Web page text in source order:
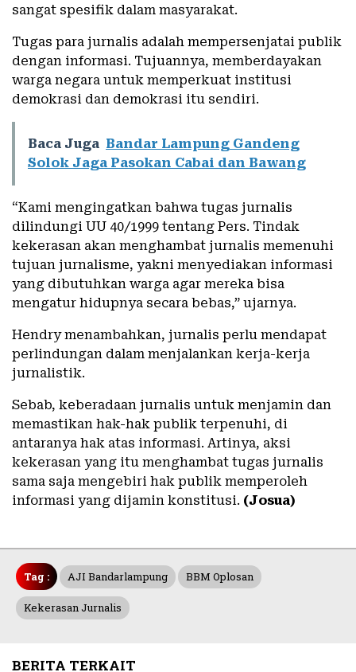
sangat spesifik dalam masyarakat.
Tugas para jurnalis adalah mempersenjatai publik
dengan informasi. Tujuannya, memberdayakan
warga negara untuk memperkuat institusi
demokrasi dan demokrasi itu sendiri.
Baca Juga Bandar Lampung Gandeng
Solok Jaga Pasokan Cabai dan Bawang
“Kami mengingatkan bahwa tugas jurnalis
dilindungi UU 40/1999 tentang Pers. Tindak
kekerasan akan menghambat jurnalis memenuhi
tujuan jurnalisme, yakni menyediakan informasi
yang dibutuhkan warga agar mereka bisa
mengatur hidupnya secara bebas,” ujarnya.
Hendry menambahkan, jurnalis perlu mendapat
perlindungan dalam menjalankan kerja-kerja
jurnalistik.
Sebab, keberadaan jurnalis untuk menjamin dan
memastikan hak-hak publik terpenuhi, di
antaranya hak atas informasi. Artinya, aksi
kekerasan yang itu menghambat tugas jurnalis
sama saja mengebiri hak publik memperoleh
informasi yang dijamin konstitusi. (Josua)
Tag : AJI Bandarlampung BBM Oplosan
Kekerasan Jurnalis
BERITA TERKAIT